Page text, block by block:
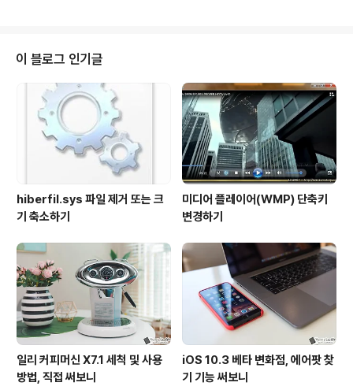
는 SK텔레콤 전용으로 출시가 되었는데요. 그만큼 이를 접
할 수 있는 채널은 줄었다지만, 단말 자체가 가진 매력은 꽤
업그레이드 된 모습입니다. 특히, 요 근래 보급형 스마트폰
이 여러 제조사를 통해 등장하고 있는데, 갤럭시A7 2017
은 경쟁 상대가 없어 보일 정도이기도… 과연 어떤 인상을
전하는지 그 개봉기를 시..
이 블로그 인기글
hiberfil.sys 파일 제거 또는 크
기 축소하기
미디어 플레이어(WMP) 단축키
변경하기
일리 커피머신 X7.1 세척 및 사용
방법, 직접 써보니
iOS 10.3 베타 변화점, 에어팟 찾
기 기능 써보니